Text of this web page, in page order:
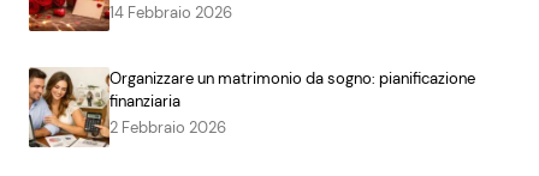
14 Febbraio 2026
Organizzare un matrimonio da sogno: pianificazione
finanziaria
2 Febbraio 2026